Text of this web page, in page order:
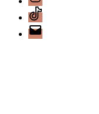
TikTok
E-
Mail